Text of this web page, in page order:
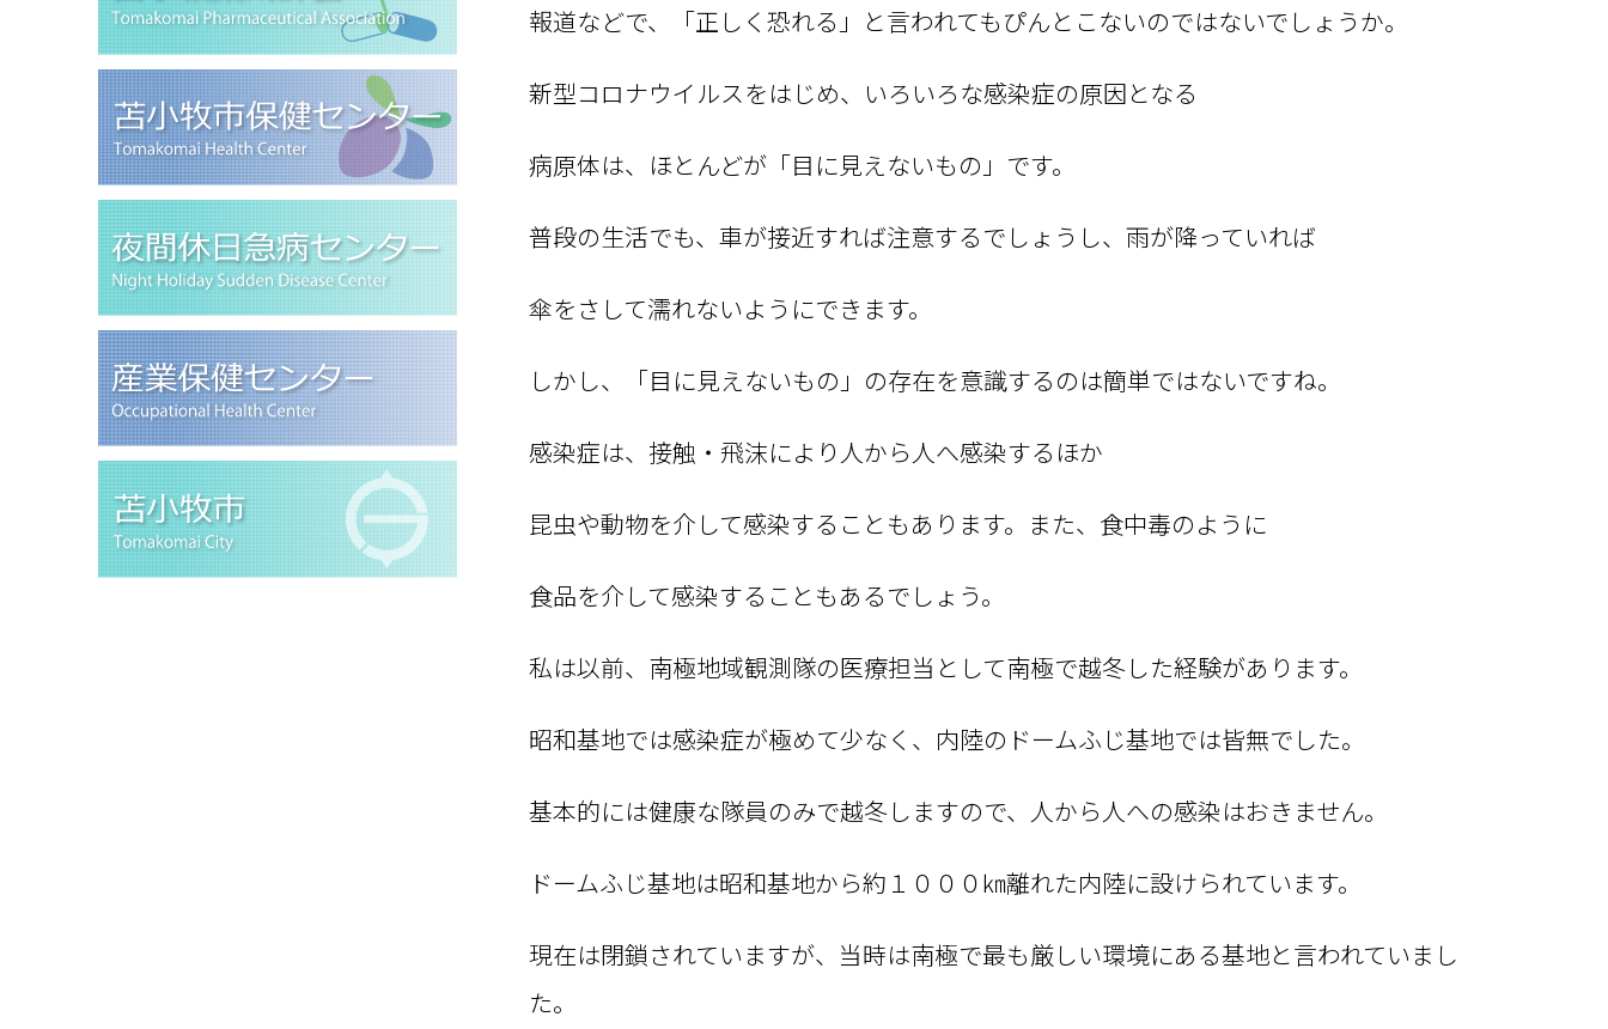
報道などで、「正しく恐れる」と言われてもぴんとこないのではないでしょうか。
新型コロナウイルスをはじめ、いろいろな感染症の原因となる
病原体は、ほとんどが「目に見えないもの」です。
普段の生活でも、車が接近すれば注意するでしょうし、雨が降っていれば
傘をさして濡れないようにできます。
しかし、「目に見えないもの」の存在を意識するのは簡単ではないですね。
感染症は、接触・飛沫により人から人へ感染するほか
昆虫や動物を介して感染することもあります。また、食中毒のように
食品を介して感染することもあるでしょう。
私は以前、南極地域観測隊の医療担当として南極で越冬した経験があります。
昭和基地では感染症が極めて少なく、内陸のドームふじ基地では皆無でした。
基本的には健康な隊員のみで越冬しますので、人から人への感染はおきません。
ドームふじ基地は昭和基地から約１０００㎞離れた内陸に設けられています。
現在は閉鎖されていますが、当時は南極で最も厳しい環境にある基地と言われていまし
た。